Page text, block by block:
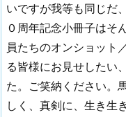
いですが我等も同じだ
０周年記念小冊子はそ
員たちのオンショット
る皆様にお見せしたい
た。ご笑納ください。
しく、真剣に、生き生